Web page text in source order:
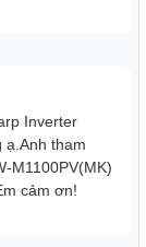
xuống đánh
rối quần áo.
Inverter
ạ.Anh tham
M1100PV(MK)
cảm ơn!